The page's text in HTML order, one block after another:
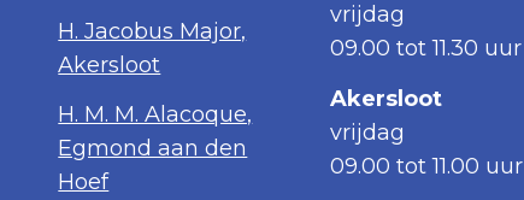
H. Jacobus Major,
Akersloot
H. M. M. Alacoque,
Egmond aan den
Hoef
vrijdag
09.00 tot 11.30 uur
Akersloot
vrijdag
09.00 tot 11.00 uur